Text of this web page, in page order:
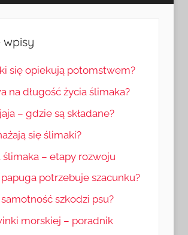
wpisy
się opiekują potomstwem?
na długość życia ślimaka?
– gdzie są składane?
się ślimaki?
ślimaka – etapy rozwoju
potrzebuje szacunku?
szkodzi psu?
morskiej – poradnik